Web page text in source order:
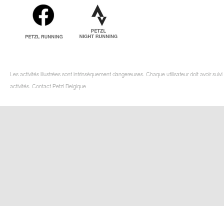
Les activités illustrées sont intrinsèquement dangereuses. Chaque utilisateur doit avoir
activités. Contact Petzl Belgique